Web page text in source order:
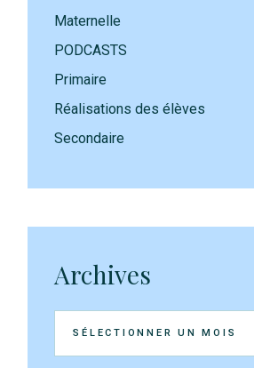
Maternelle
PODCASTS
Primaire
Réalisations des élèves
Secondaire
Archives
Archives